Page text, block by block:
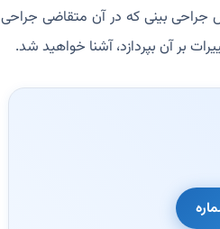
جراحی بینی که در آن متقاضی جراحی
بر آن بپردازد، آشنا خواهید شد.